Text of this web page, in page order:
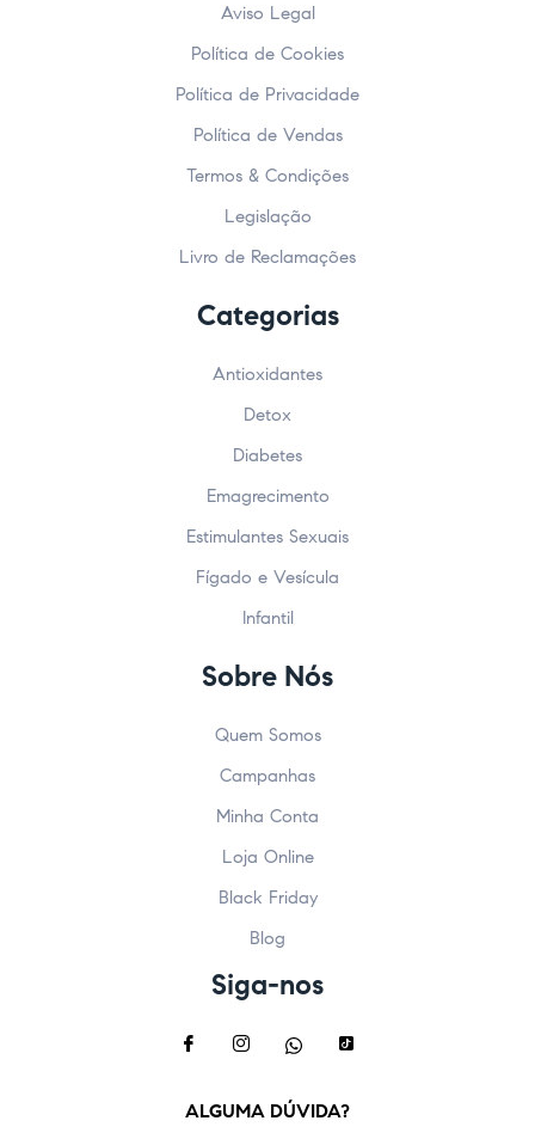
Aviso Legal
Política de Cookies
Política de Privacidade
Política de Vendas
Termos & Condições
Legislação
Livro de Reclamações
Categorias
Antioxidantes
Detox
Diabetes
Emagrecimento
Estimulantes Sexuais
Fígado e Vesícula
Infantil
Sobre Nós
Quem Somos
Campanhas
Minha Conta
Loja Online
Black Friday
Blog
Siga-nos
ALGUMA DÚVIDA?